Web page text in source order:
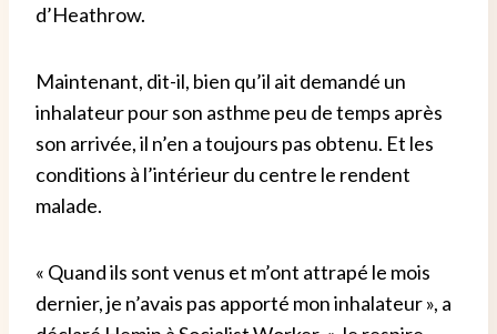
d’Heathrow.
Maintenant, dit-il, bien qu’il ait demandé un
inhalateur pour son asthme peu de temps après
son arrivée, il n’en a toujours pas obtenu. Et les
conditions à l’intérieur du centre le rendent
malade.
« Quand ils sont venus et m’ont attrapé le mois
dernier, je n’avais pas apporté mon inhalateur », a